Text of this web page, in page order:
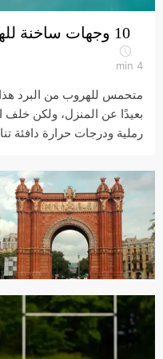
10 وجهات ساخنة للهروب من الشتاء
4
min
متحمس للهروب من البرد
بعيدًا عن المنزل، ولكن
رملية ودرجات حرارة دافئة